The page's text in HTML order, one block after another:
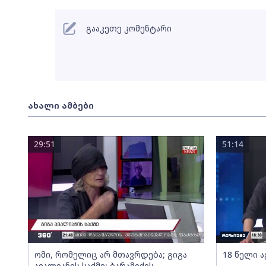
ახალი ამბები
ომი, რომელიც არ მთავრდება; გიგა
29:51
18 წელი
51:14
გააკეთე კომენტარი